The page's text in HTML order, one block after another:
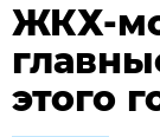
ЖКХ-
этого